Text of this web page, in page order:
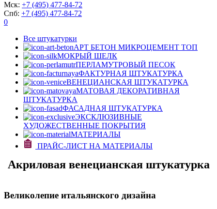
Мск: +7 (495) 477-84-72
Спб: +7 (495) 477-84-72
0
Все штукатурки
АРТ БЕТОН МИКРОЦЕМЕНТ ТОП
МОКРЫЙ ШЕЛК
ПЕРЛАМУТРОВЫЙ ПЕСОК
ФАКТУРНАЯ ШТУКАТУРКА
ВЕНЕЦИАНСКАЯ ШТУКАТУРКА
МАТОВАЯ ДЕКОРАТИВНАЯ
ШТУКАТУРКА
ФАСАДНАЯ ШТУКАТУРКА
ЭКСКЛЮЗИВНЫЕ
ХУДОЖЕСТВЕННЫЕ ПОКРЫТИЯ
МАТЕРИАЛЫ
ПРАЙС-ЛИСТ НА МАТЕРИАЛЫ
Акриловая венецианская штукатурка
Великолепие итальянского дизайна